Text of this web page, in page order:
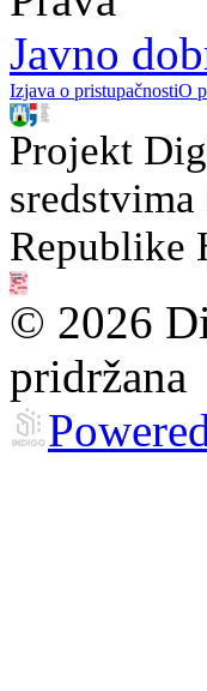
Javno
Izjava o pristupačnostiO
Projekt
Republike
© 2026
pridržana